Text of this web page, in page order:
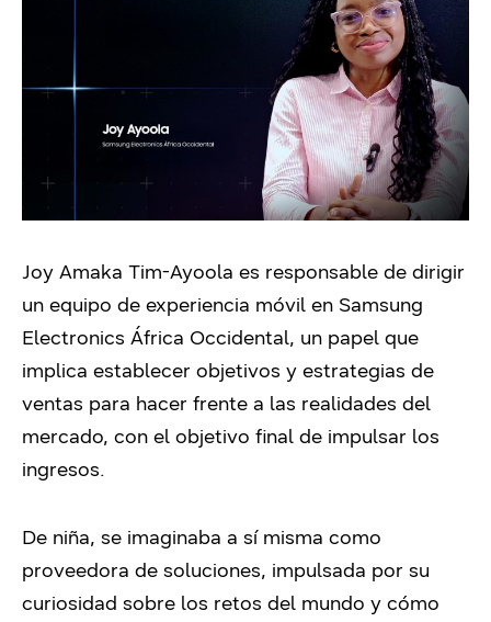
Joy Amaka Tim-Ayoola es responsable de dirigir
un equipo de experiencia móvil en Samsung
Electronics África Occidental, un papel que
implica establecer objetivos y estrategias de
ventas para hacer frente a las realidades del
mercado, con el objetivo final de impulsar los
ingresos.
De niña, se imaginaba a sí misma como
proveedora de soluciones, impulsada por su
curiosidad sobre los retos del mundo y cómo